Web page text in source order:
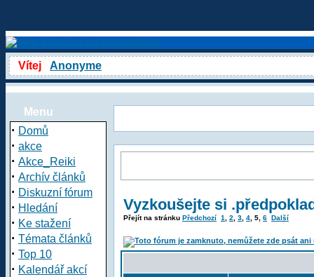
Vítej Anonyme
Menu
· Domů
· akce
· Akce_Reiki
· Archív článků
· Diskuzní fórum
· Hledání
· Ke stažení
· Témata článků
· Top 10
· Kalendář akcí
Vyzkoušejte si
Přejít na stránku Předchozí 1 2 3 4 5 6 Další